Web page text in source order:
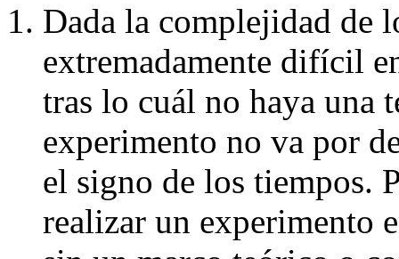
Dada la complejidad de
extremadamente difícil
tras lo cuál no haya una
experimento no va por
el signo de los tiempos.
realizar un experimento